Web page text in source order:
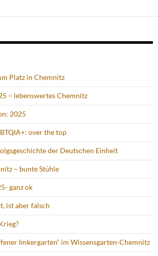
Platz in Chemnitz
– lebenswertes Chemnitz
2025
over the top
der Deutschen Einheit
– bunte Stühle
ganz ok
ist aber falsch
Imkergarten“ im Wissensgarten-Chemnitz